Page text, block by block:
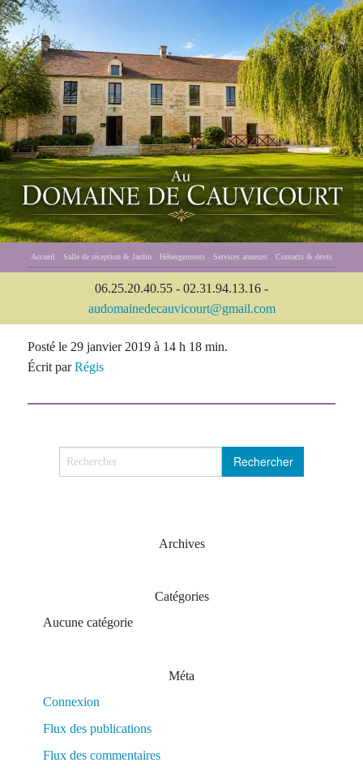
Accueil Salle de réception & Jardin Hébergements Services annexes Contacts & devis
06.25.20.40.55 - 02.31.94.13.16 -
audomainedecauvicourt@gmail.com
Posté le 29 janvier 2019 à 14 h 18 min.
Écrit parRégis
Archives
Catégories
Aucune catégorie
Méta
Connexion
Flux des publications
Flux des commentaires